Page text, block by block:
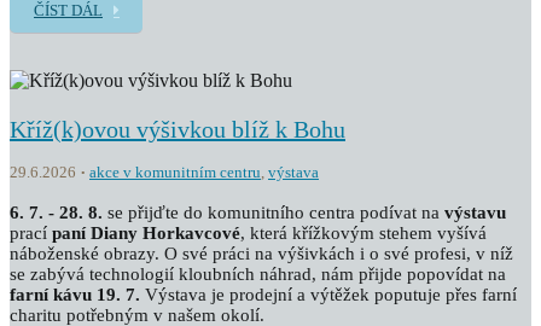
ČÍST DÁL
Kříž(k)ovou výšivkou blíž k Bohu
29.6.2026 akce v komunitním centru, výstava
6. 7. - 28. 8. se přijďte do komunitního centra podívat na výstavu
prací paní Diany Horkavcové, která křížkovým stehem vyšívá
náboženské obrazy. O své práci na výšivkách i o své profesi, v níž
se zabývá technologií kloubních náhrad, nám přijde popovídat na
farní kávu 19. 7. Výstava je prodejní a výtěžek poputuje přes farní
charitu potřebným v našem okolí.